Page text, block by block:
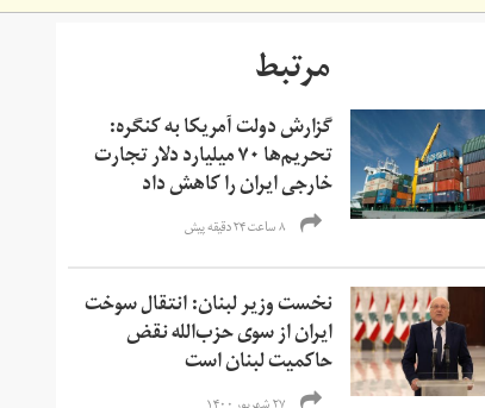
مرتبط
گزارش دولت آمریکا به کنگره:
تحریم‌ها ۷۰ میلیارد دلار تجارت
خارجی ایران را کاهش داد
۸ ساعت ۲۴ دقیقه پیش
نخست وزیر لبنان: انتقال سوخت
ایران از سوی حزب‌الله نقض
حاکمیت لبنان است